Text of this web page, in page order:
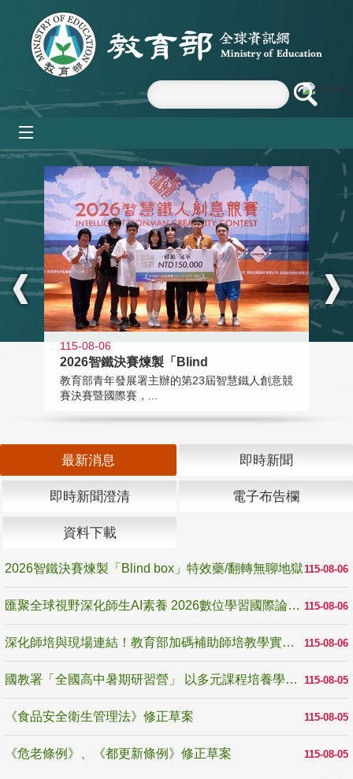
跳到主要內容區塊
:::
115-08-06
2026智鐵決賽煉製「Blind
教育部青年發展署主辦的第23屆智慧鐵人創意競
賽決賽暨國際賽，...
最新消息 即時新聞
即時新聞澄清 電子布告欄
資料下載
115-08-06
2026智鐵決賽煉製「Blind box」特效藥/翻轉無聊地獄
115-08-06
匯聚全球視野深化師生AI素養 2026數位學習國際論壇高雄登場
115-08-06
深化師培與現場連結！教育部加碼補助師培教學實踐研究 10月師培國際研討會交流教學實踐經驗
115-08-05
國教署「全國高中暑期研習營」 以多元課程培養學生瞭解誠信專業與倫理價值
115-08-05
《食品安全衛生管理法》修正草案
115-08-05
《危老條例》、《都更新條例》修正草案